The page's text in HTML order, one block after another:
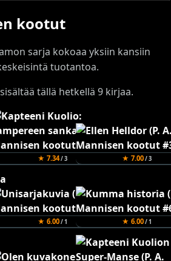
kootut
sarja kokoaa yksiin kansiin
tuotantoa.
tällä hetkellä 9 kirjaa.
★ 7.34/ 3 ★ 7.00/ 3
★ 6.00/ 1 ★ 6.00/ 1